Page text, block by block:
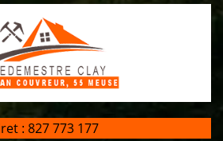
: 827 773 177